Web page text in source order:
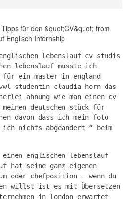
für den &quot;CV&quot; from
Englisch Internship
lebenslauf cv studis
lebenslauf musste ich
ein master in england
studentin claudia horn das
ahnung wie man einen cv
deutschen stück für
davon dass ich mein foto
ich nichts abgeändert “ beim
englischen lebenslauf
hat seine ganz eigenen
oder chefposition – wenn du
willst ist es mit Übersetzen
in london erwartet